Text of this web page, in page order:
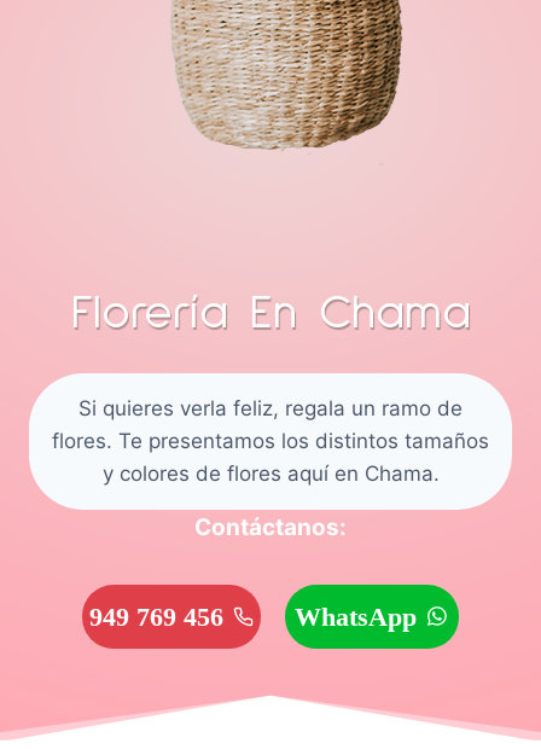
Florería En Chama
Si quieres verla feliz, regala un ramo de
flores. Te presentamos los distintos tamaños
y colores de flores aquí en Chama.
Contáctanos:
949 769 456 WhatsApp